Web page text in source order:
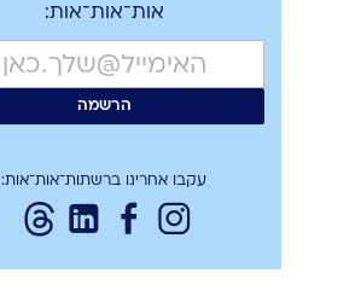
אות־אות־אות:
עקבו אחרינו ברשתות־אות־אות: